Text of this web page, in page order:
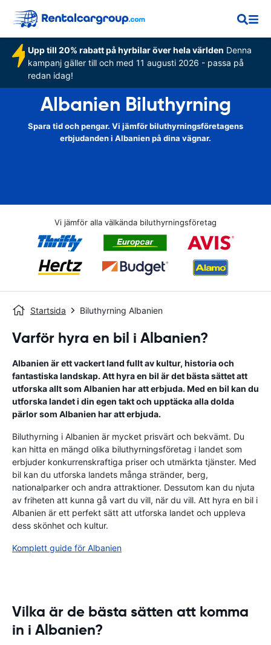
Upp till 20% rabatt på hyrbilar över hela världen Denna
kampanj gäller till och med 11 augusti 2026 - passa på
redan idag!
Albanien Biluthyrning
Spara tid och pengar. Vi jämför biluthyrningsföretagens
erbjudanden i Albanien på dina vägnar.
Vi jämför alla välkända biluthyrningsföretag
Startsida Biluthyrning Albanien
Varför hyra en bil i Albanien?
Albanien är ett vackert land fullt av kultur, historia och
fantastiska landskap. Att hyra en bil är det bästa sättet att
utforska allt som Albanien har att erbjuda. Med en bil kan du
utforska landet i din egen takt och upptäcka alla dolda
pärlor som Albanien har att erbjuda.
Biluthyrning i Albanien är mycket prisvärt och bekvämt. Du
kan hitta en mängd olika biluthyrningsföretag i landet som
erbjuder konkurrenskraftiga priser och utmärkta tjänster. Med
bil kan du utforska landets många stränder, berg,
nationalparker och andra attraktioner. Dessutom kan du njuta
av friheten att kunna gå vart du vill, när du vill. Att hyra en bil i
Albanien är ett perfekt sätt att utforska landet och uppleva
dess skönhet och kultur.
Komplett guide för Albanien
Vilka är de bästa sätten att komma
in i Albanien?